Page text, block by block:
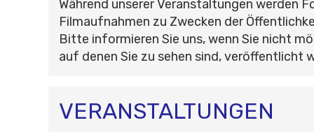
Während unserer Veranstaltungen werden
Filmaufnahmen zu Zwecken der
Bitte informieren Sie uns, wenn Sie nicht
auf denen Sie zu sehen sind, veröffentlicht
VERANSTALTUNGEN